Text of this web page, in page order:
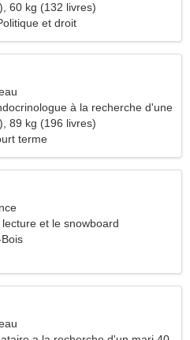
60 kg (132 livres)
et droit
à la recherche d'une
89 kg (196 livres)
terme
et le snowboard